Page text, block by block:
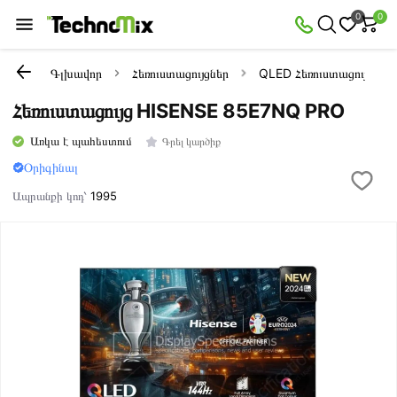
0 0
Գլխավոր Հեռուստացույցներ QLED Հեռուստացույցներ
Հեռուստացույց HISENSE 85E7NQ PRO
Առկա է պահեստում Գրել կարծիք
Օրիգինալ
Ապրանքի կոդ՝1995